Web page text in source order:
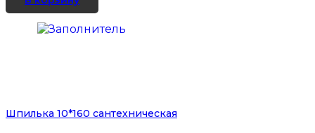
Шпилька 10*160 сантехническая